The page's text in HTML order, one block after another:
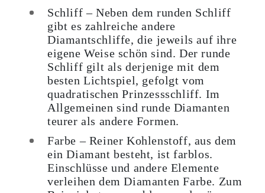
Schliff – Neben dem runden Schliff
gibt es zahlreiche andere
Diamantschliffe, die jeweils auf ihre
eigene Weise schön sind. Der runde
Schliff gilt als derjenige mit dem
besten Lichtspiel, gefolgt vom
quadratischen Prinzessschliff. Im
Allgemeinen sind runde Diamanten
teurer als andere Formen.
Farbe – Reiner Kohlenstoff, aus dem
ein Diamant besteht, ist farblos.
Einschlüsse und andere Elemente
verleihen dem Diamanten Farbe. Zum